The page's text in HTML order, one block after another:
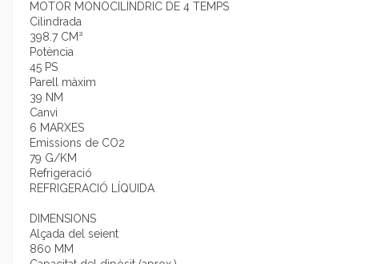
MOTOR MONOCILÍNDRIC DE 4 TEMPS
Cilindrada
398.7 CM³
Potència
45 PS
Parell màxim
39 NM
Canvi
6 MARXES
Emissions de CO2
79 G/KM
Refrigeració
REFRIGERACIÓ LÍQUIDA
DIMENSIONS
Alçada del seient
860 MM